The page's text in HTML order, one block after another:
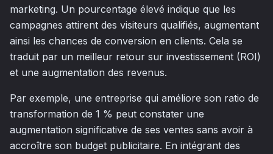
marketing. Un pourcentage élevé indique que les
campagnes attirent des visiteurs qualifiés, augmentant
ainsi les chances de conversion en clients. Cela se
traduit par un meilleur retour sur investissement (ROI)
et une augmentation des revenus.
Par exemple, une entreprise qui améliore son ratio de
transformation de 1 % peut constater une
augmentation significative de ses ventes sans avoir à
accroître son budget publicitaire. En intégrant des